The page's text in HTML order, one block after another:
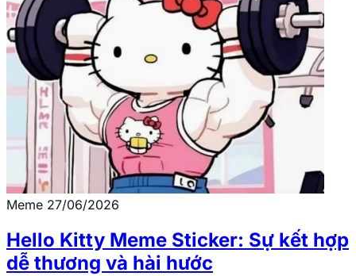
Meme 27/06/2026
Hello Kitty Meme Sticker: Sự kết hợp
dễ thương và hài hước